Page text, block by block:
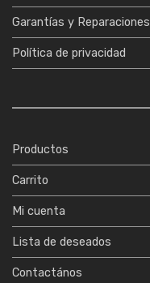
Garantías y Reparaciones
Política de privacidad
Productos
Carrito
Mi cuenta
Lista de deseados
Contactános